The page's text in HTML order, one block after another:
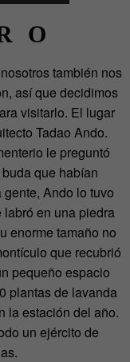
también nos
así que decidimos
visitarlo. El lugar
Tadao Ando.
le preguntó
que habían
Ando lo tuvo
labró en una piedra
enorme tamaño no
que recubrió
pequeño espacio
plantas de lavanda
la estación del año.
un ejército de